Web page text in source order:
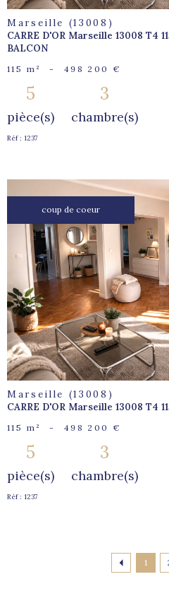
Marseille (13008)
CARRE D'OR Marseille 13008 T4
BALCON
115 m² - 498 200 €
5
pièce(s)
3
chambre(s)
Réf : 1237
coup de coeur
voir
Marseille (13008)
CARRE D'OR Marseille 13008 T4
115 m² - 498 200 €
5
pièce(s)
3
chambre(s)
Réf : 1237
1